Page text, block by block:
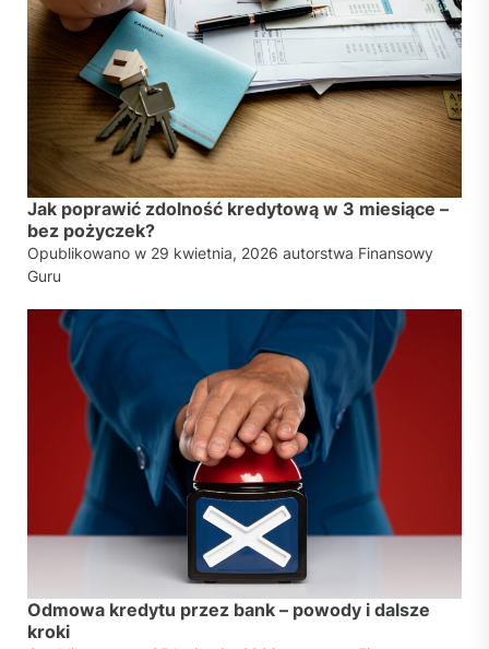
Jak poprawić zdolność kredytową w 3 miesiące –
bez pożyczek?
Opublikowano w 29 kwietnia, 2026 autorstwa Finansowy
Guru
Odmowa kredytu przez bank – powody i dalsze
kroki